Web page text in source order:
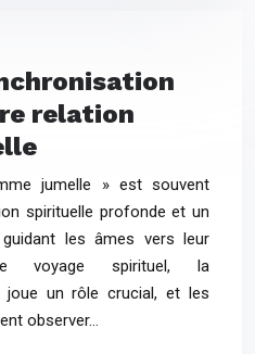
relation
jumelle » est souvent
spirituelle profonde et un
les âmes vers leur
voyage spirituel, la
joue un rôle crucial, et les
observer…